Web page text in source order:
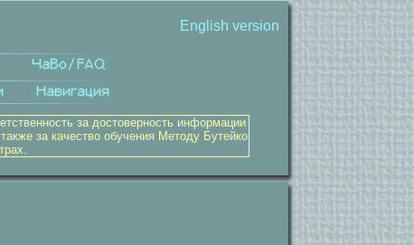
English version
за достоверность информации
за качество обучения Методу Бутейко